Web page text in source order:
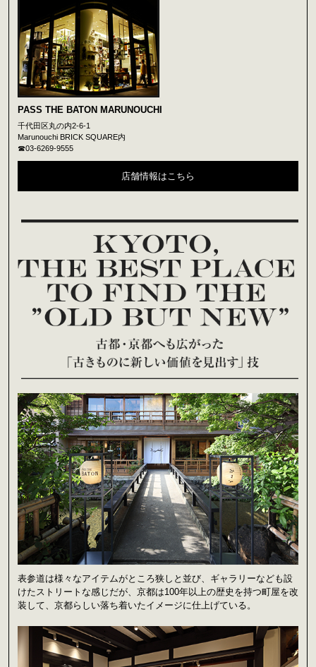
PASS THE BATON MARUNOUCHI
千代田区丸の内2-6-1
Marunouchi BRICK SQUARE内
☎03-6269-9555
店舗情報はこちら
表参道は様々なアイテムがところ狭しと並び、ギャラリーなども設
けたストリートな感じだが、京都は100年以上の歴史を持つ町屋を改
装して、京都らしい落ち着いたイメージに仕上げている。